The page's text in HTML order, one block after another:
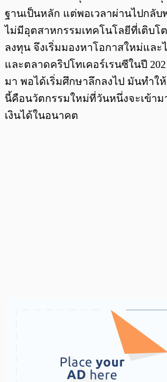
ฐานเป็นหลัก แต่พอเวลาผ่านไปกลับ
ไม่มีอุตสาหกรรมเทคโนโลยีที่เติบโ
ลงทุน จึงเริ่มมองหาโอกาสใหม่และ
และตลาดคริปโทเคอร์เรนซีในปี
มา พอได้เริ่มศึกษาลึกลงไป มันทำใ
นี้คือนวัตกรรมใหม่ที่วันหนึ่งจะเข้า
เงินได้ในอนาคต